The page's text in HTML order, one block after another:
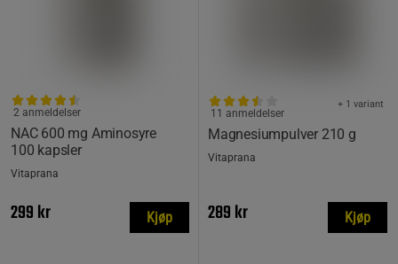
NAC 600 mg Aminosyre
100 kapsler
2 anmeldelser
Vitaprana
299 kr Kjøp
Magnesiumpulver 210 g
+ 1 variant
11 anmeldelser
Vitaprana
289 kr Kjøp